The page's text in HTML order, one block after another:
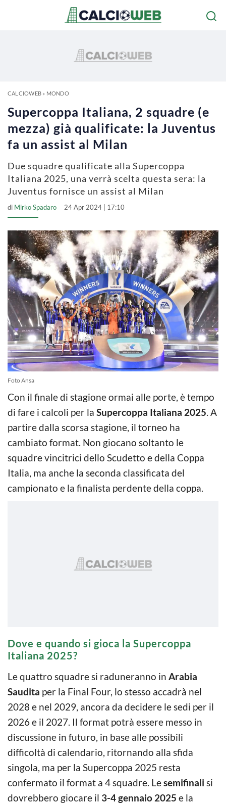
CALCIOWEB» MONDO
Supercoppa Italiana, 2 squadre (e
mezza) già qualificate: la Juventus
fa un assist al Milan
Due squadre qualificate alla Supercoppa
Italiana 2025, una verrà scelta questa sera: la
Juventus fornisce un assist al Milan
di Mirko Spadaro 24 Apr 2024 | 17:10
Foto Ansa
Con il finale di stagione ormai alle porte, è tempo
di fare i calcoli per la Supercoppa Italiana 2025. A
partire dalla scorsa stagione, il torneo ha
cambiato format. Non giocano soltanto le
squadre vincitrici dello Scudetto e della Coppa
Italia, ma anche la seconda classificata del
campionato e la finalista perdente della coppa.
Dove e quando si gioca la Supercoppa
Italiana 2025?
Le quattro squadre si raduneranno in Arabia
Saudita per la Final Four, lo stesso accadrà nel
2028 e nel 2029, ancora da decidere le sedi per il
2026 e il 2027. Il format potrà essere messo in
discussione in futuro, in base alle possibili
difficoltà di calendario, ritornando alla sfida
singola, ma per la Supercoppa 2025 resta
confermato il format a 4 squadre. Lesemifinali si
dovrebbero giocare il 3-4 gennaio 2025 e la